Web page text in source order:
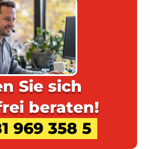
Sie sich
beraten!
969 358 5